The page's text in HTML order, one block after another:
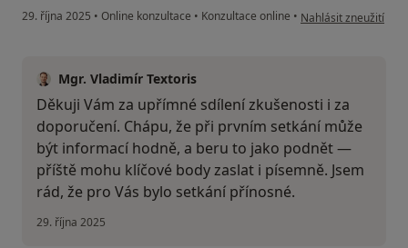
29. října 2025 • Online konzultace • Konzultace online • podle názoru
Nahlásit zneužití
Mgr. Vladimír Textoris
Děkuji Vám za upřímné sdílení zkušenosti i za
doporučení. Chápu, že při prvním setkání může
být informací hodně, a beru to jako podnět —
příště mohu klíčové body zaslat i písemně. Jsem
rád, že pro Vás bylo setkání přínosné.
29. října 2025